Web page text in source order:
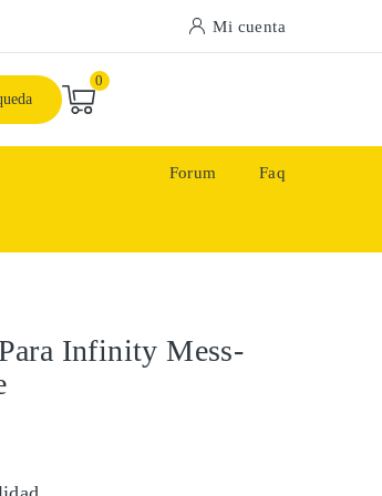
Mi cuenta
0
Forum Faq
Infinity Mess-